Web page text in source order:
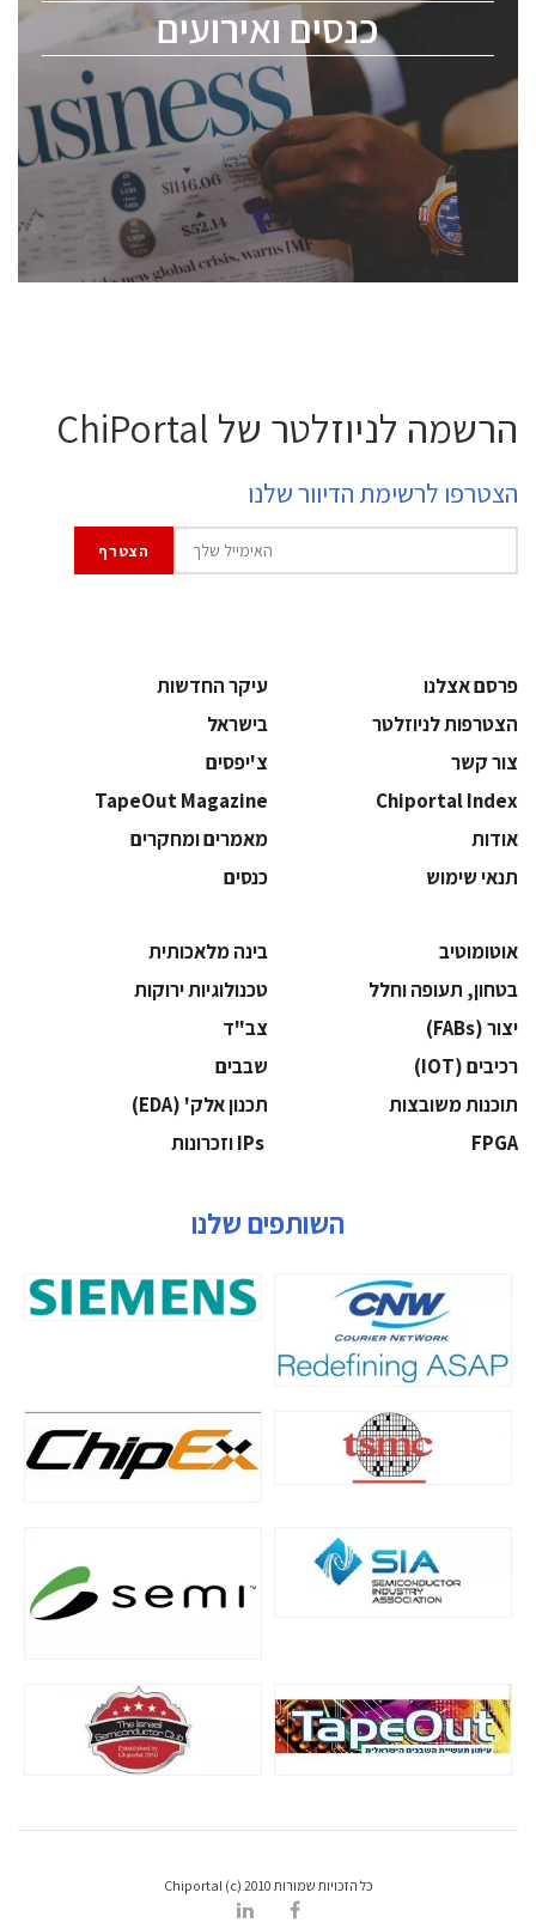
כנסים ואירועים
ChipEx2026 will be held on May 12-13, 2026. The
conference is intended for everyone involved in the
semiconductor industry, including engineers,
professional experts, and senior executives.
לחץ לפרטים
הרשמה לניוזלטר של ChiPortal
הצטרפו לרשימת הדיוור שלנו
פרסם אצלנו
עיקר החדשות
הצטרפות לניוזלטר
בישראל
צור קשר
צ'יפסים
Chiportal Index
TapeOut Magazine
אודות
מאמרים ומחקרים
תנאי שימוש
כנסים
אוטומוטיב
בינה מלאכותית
בטחון, תעופה וחלל
‫טכנולוגיות ירוקות‬
‫יצור (‪(FABs‬‬
‫צב"ד‬
‫רכיבים‬ (IOT)
‫שבבים‬
‫תוכנות משובצות‬
‫תכנון אלק' (‪(EDA‬‬
‫‪FPGA‬‬
השותפים שלנו
כל הזכויות שמורות Chiportal (c) 2010